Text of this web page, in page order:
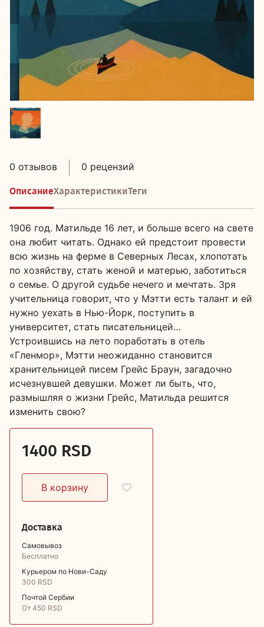
0 отзывов 0 рецензий
ОписаниеХарактеристикиТеги
1906 год. Матильде 16 лет, и больше всего на свете
она любит читать. Однако ей предстоит провести
всю жизнь на ферме в Северных Лесах, хлопотать
по хозяйству, стать женой и матерью, заботиться
о семье. О другой судьбе нечего и мечтать. Зря
учительница говорит, что у Мэтти есть талант и ей
нужно уехать в Нью-Йорк, поступить в
университет, стать писательницей…
Устроившись на лето поработать в отель
«Гленмор», Мэтти неожиданно становится
хранительницей писем Грейс Браун, загадочно
исчезнувшей девушки. Может ли быть, что,
размышляя о жизни Грейс, Матильда решится
изменить свою?
1400 RSD
Доставка
Самовывоз
Бесплатно
Курьером по Нови-Саду
300 RSD
Почтой Сербии
От 450 RSD